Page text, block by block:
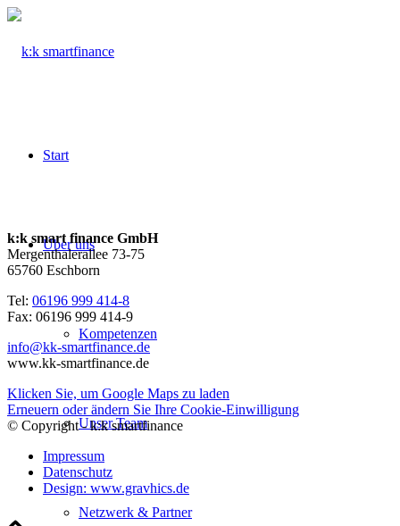
Start
Über uns
Kompetenzen
Unser Team
Netzwerk & Partner
k:k smart finance GmbH
Mergenthalerallee 73-75
65760 Eschborn
Tel: 06196 999 414-8
Fax: 06196 999 414-9
info@kk-smartfinance.de
www.kk-smartfinance.de
Klicken Sie, um Google Maps zu laden
Erneuern oder ändern Sie Ihre Cookie-Einwilligung
© Copyright - k:k smartfinance
Impressum
Datenschutz
Design: www.gravhics.de